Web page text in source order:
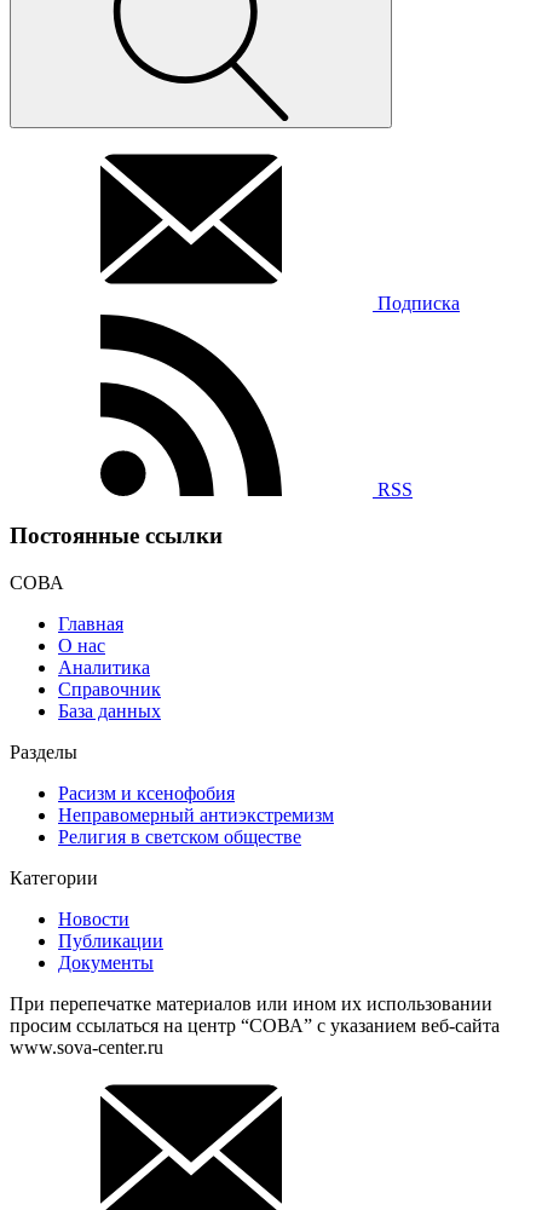
Подписка
RSS
Постоянные ссылки
СОВА
Главная
О нас
Аналитика
Справочник
База данных
Разделы
Расизм и ксенофобия
Неправомерный антиэкстремизм
Религия в светском обществе
Категории
Новости
Публикации
Документы
При перепечатке материалов или ином их использовании
просим ссылаться на центр “СОВА” с указанием веб-сайта
www.sova-center.ru